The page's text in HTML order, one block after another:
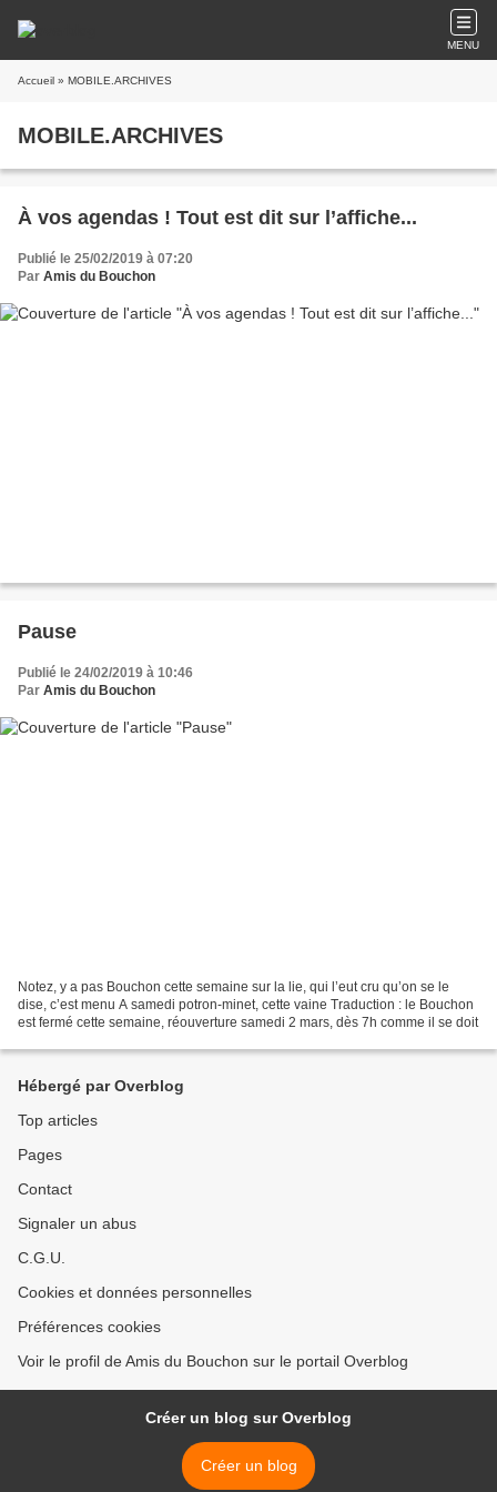
MENU
Accueil » MOBILE.ARCHIVES
MOBILE.ARCHIVES
À vos agendas ! Tout est dit sur l’affiche...
Publié le 25/02/2019 à 07:20
Par Amis du Bouchon
Pause
Publié le 24/02/2019 à 10:46
Par Amis du Bouchon
Notez, y a pas Bouchon cette semaine sur la lie, qui l’eut cru qu’on se le
dise, c’est menu A samedi potron-minet, cette vaine Traduction : le Bouchon
est fermé cette semaine, réouverture samedi 2 mars, dès 7h comme il se doit
Hébergé par Overblog
Top articles
Pages
Contact
Signaler un abus
C.G.U.
Cookies et données personnelles
Préférences cookies
Voir le profil de Amis du Bouchon sur le portail Overblog
Créer un blog sur Overblog
Créer un blog